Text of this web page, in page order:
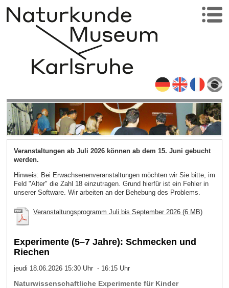
Veranstaltungen ab Juli 2026 können ab dem 15. Juni gebucht
werden.
Hinweis: Bei Erwachsenenveranstaltungen möchten wir Sie bitte, im
Feld "Alter" die Zahl 18 einzutragen. Grund hierfür ist ein Fehler in
unserer Software. Wir arbeiten an der Behebung des Problems.
Veranstaltungsprogramm Juli bis September 2026 (6 MB)
Experimente (5–7 Jahre): Schmecken und
Riechen
jeudi 18.06.2026 15:30 Uhr - 16:15 Uhr
Naturwissenschaftliche Experimente für Kinder